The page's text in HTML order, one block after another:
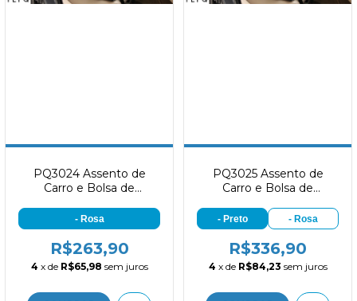
PQ3024 Assento de
Carro e Bolsa de
em 1 P
- Rosa
R$263,90
4 x de R$65,98 sem juros
PQ3025 Assento de
Carro e Bolsa de
em 1 G
- Preto - Rosa
R$336,90
4 x de R$84,23 sem juros